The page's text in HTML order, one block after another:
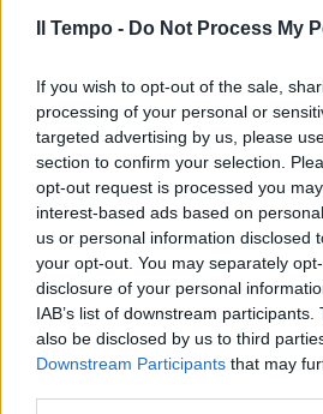
Il Tempo - Do Not Process My
If you wish to opt-out of the sale,
processing of your personal or
targeted advertising by us, please
section to confirm your selection.
opt-out request is processed you
interest-based ads based on
us or personal information disclosed
your opt-out. You may separately
disclosure of your personal
IAB’s list of downstream
also be disclosed by us to third
Downstream Participants that may
25/05/2004
Corradi piace al Milan
bilico
19/05/2004
Trezeguet e Del Piero
Juve di Lippi, Corradi e
regalano il trofeo
12/05/2004